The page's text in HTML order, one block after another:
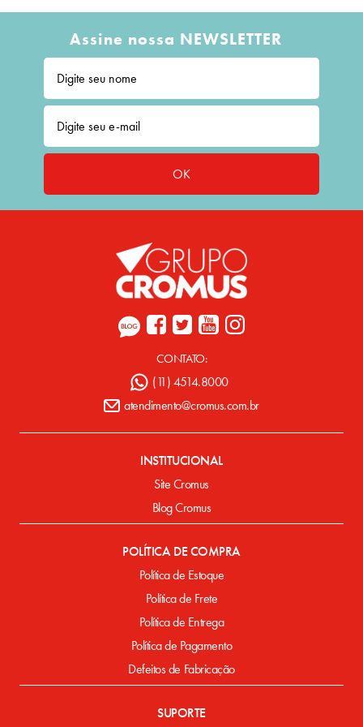
Assine nossa NEWSLETTER
OK
CONTATO:
(11) 4514.8000
atendimento@cromus.com.br
INSTITUCIONAL
Site Cromus
Blog Cromus
POLÍTICA DE COMPRA
Política de Estoque
Política de Frete
Política de Entrega
Política de Pagamento
Defeitos de Fabricação
SUPORTE